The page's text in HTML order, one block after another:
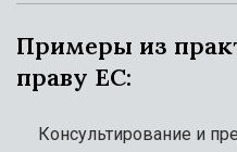
Примеры из
праву ЕС:
Консультирование и